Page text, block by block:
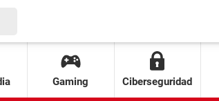
Gaming Ciberseguridad